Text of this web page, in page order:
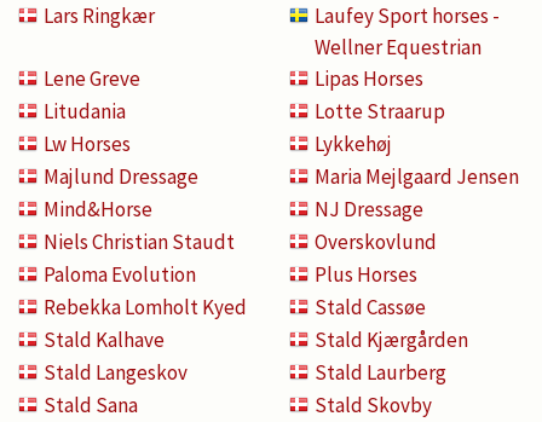
Lars Ringkær
Laufey Sport horses -
Wellner Equestrian
Lene Greve
Lipas Horses
Litudania
Lotte Straarup
Lw Horses
Lykkehøj
Majlund Dressage
Maria Mejlgaard Jensen
Mind&Horse
NJ Dressage
Niels Christian Staudt
Overskovlund
Paloma Evolution
Plus Horses
Rebekka Lomholt Kyed
Stald Cassøe
Stald Kalhave
Stald Kjærgården
Stald Langeskov
Stald Laurberg
Stald Sana
Stald Skovby